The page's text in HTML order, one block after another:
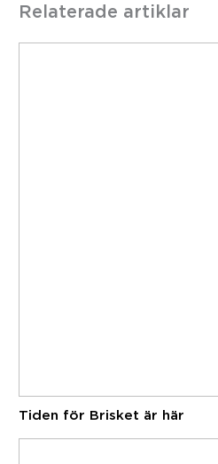
Relaterade artiklar
Tiden för Brisket är här